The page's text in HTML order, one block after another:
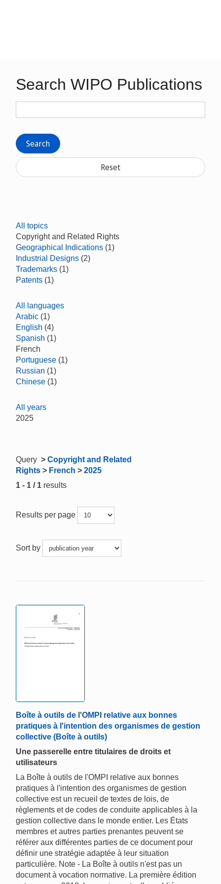
Search WIPO Publications
Search
Reset
All topics
Copyright and Related Rights
Geographical Indications (1)
Industrial Designs (2)
Trademarks (1)
Patents (1)
All languages
Arabic (1)
English (4)
Spanish (1)
French
Portuguese (1)
Russian (1)
Chinese (1)
All years
2025
Query > Copyright and Related
Rights > French > 2025
1 - 1 / 1 results
Results per page
Sort by
Boîte à outils de l'OMPI relative aux bonnes
pratiques à l'intention des organismes de gestion
collective (Boîte à outils)
Une passerelle entre titulaires de droits et
utilisateurs
La Boîte à outils de l'OMPI relative aux bonnes
pratiques à l'intention des organismes de gestion
collective est un recueil de textes de lois, de
règlements et de codes de conduite applicables à la
gestion collective dans le monde entier. Les États
membres et autres parties prenantes peuvent se
référer aux différentes parties de ce document pour
définir une stratégie adaptée à leur situation
particulière. Note - La Boîte à outils n'est pas un
document à vocation normative. La première édition